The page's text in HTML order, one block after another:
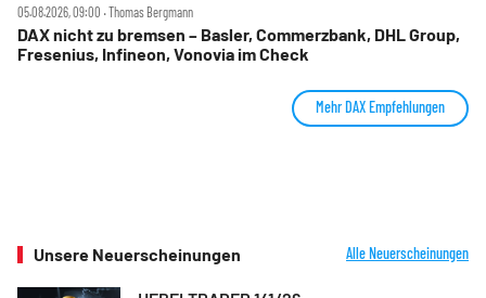
05.08.2026, 09:00 ‧ Thomas Bergmann
DAX nicht zu bremsen – Basler, Commerzbank, DHL Group,
Fresenius, Infineon, Vonovia im Check
Mehr DAX Empfehlungen
Unsere Neuerscheinungen Alle Neuerscheinungen